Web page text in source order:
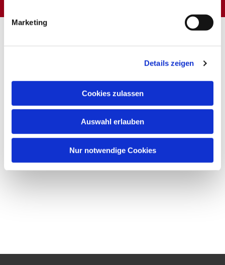
Marketing
Details zeigen
Cookies zulassen
Auswahl erlauben
Nur notwendige Cookies